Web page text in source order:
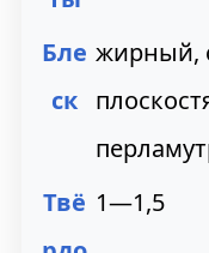
Бле
ск
жирный,
Твё 1—1,5